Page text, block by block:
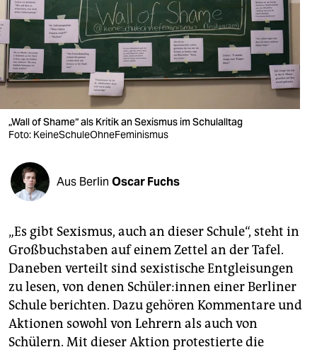
nord
wahrheit
verlag
verlag
veranstaltungen
shop
fragen & hilfe
unterstützen
abo
genossenschaft
epaper login
„Wall of Shame“ als Kritik an Sexismus im Schulalltag
Foto: KeineSchuleOhneFeminismus
Aus Berlin Oscar Fuchs
„Es gibt Sexismus, auch an dieser Schule“, steht in
Großbuchstaben auf einem Zettel an der Tafel.
Daneben verteilt sind sexistische Entgleisungen
zu lesen, von denen Schü­le­r:in­nen einer Berliner
Schule berichten. Dazu gehören Kommentare und
Aktionen sowohl von Lehrern als auch von
Schülern. Mit dieser Aktion protestierte die